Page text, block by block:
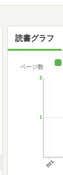
読書グラフ
7/21
1
2
ページ数